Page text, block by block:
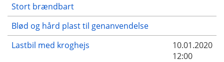
Stort brændbart
Blød og hård plast til genanvendelse
Lastbil med kroghejs
10.01.2020
12:00